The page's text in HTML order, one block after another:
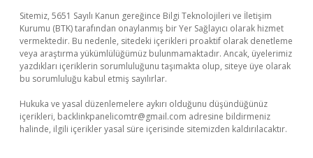
Sitemiz, 5651 Sayılı Kanun gereğince Bilgi Teknolojileri ve İletişim
Kurumu (BTK) tarafından onaylanmış bir Yer Sağlayıcı olarak hizmet
vermektedir. Bu nedenle, sitedeki içerikleri proaktif olarak denetleme
veya araştırma yükümlülüğümüz bulunmamaktadır. Ancak, üyelerimiz
yazdıkları içeriklerin sorumluluğunu taşımakta olup, siteye üye olarak
bu sorumluluğu kabul etmiş sayılırlar.
Hukuka ve yasal düzenlemelere aykırı olduğunu düşündüğünüz
içerikleri, backlinkpanelicomtr@gmail.com adresine bildirmeniz
halinde, ilgili içerikler yasal süre içerisinde sitemizden kaldırılacaktır.